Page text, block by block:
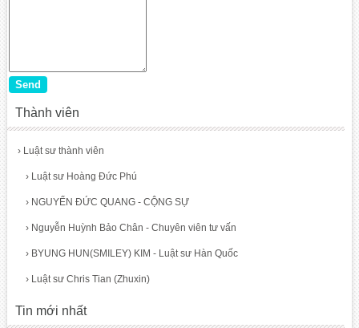
Thành viên
› Luật sư thành viên
› Luật sư Hoàng Đức Phú
› NGUYỂN ĐỨC QUANG - CỘNG SỰ
› Nguyễn Huỳnh Bảo Chân - Chuyên viên tư vấn
› BYUNG HUN(SMILEY) KIM - Luật sư Hàn Quốc
› Luật sư Chris Tian (Zhuxin)
Tin mới nhất